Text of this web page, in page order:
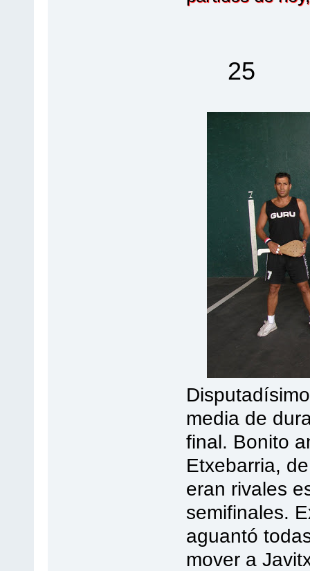
25
media de
final. Bonito
Etxebarria,
eran rivales
semifinales.
aguantó
mover a